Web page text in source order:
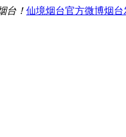
台！ 仙境烟台官方微博烟台